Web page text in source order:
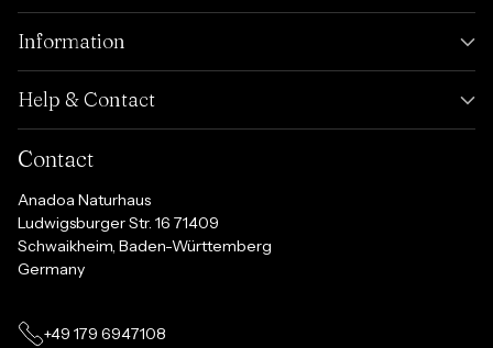
Information
Help & Contact
Contact
Anadoa Naturhaus
Ludwigsburger Str. 16 71409
Schwaikheim, Baden-Württemberg
Germany
+49 179 6947108